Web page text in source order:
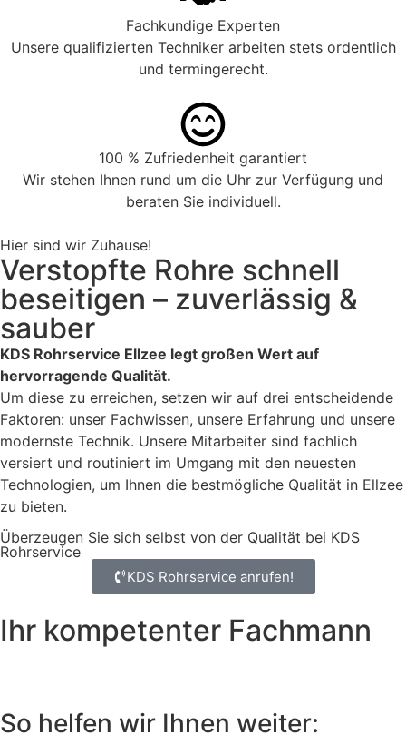
Fachkundige Experten
Unsere qualifizierten Techniker arbeiten stets ordentlich
und termingerecht.
100 % Zufriedenheit garantiert
Wir stehen Ihnen rund um die Uhr zur Verfügung und
beraten Sie individuell.
Hier sind wir Zuhause!
Verstopfte Rohre schnell
beseitigen – zuverlässig &
sauber
KDS Rohrservice Ellzee legt großen Wert auf
hervorragende Qualität.
Um diese zu erreichen, setzen wir auf drei entscheidende
Faktoren: unser Fachwissen, unsere Erfahrung und unsere
modernste Technik. Unsere Mitarbeiter sind fachlich
versiert und routiniert im Umgang mit den neuesten
Technologien, um Ihnen die bestmögliche Qualität in Ellzee
zu bieten.
Überzeugen Sie sich selbst von der Qualität bei KDS
Rohrservice
KDS Rohrservice anrufen!
Ihr kompetenter Fachmann
So helfen wir Ihnen weiter: